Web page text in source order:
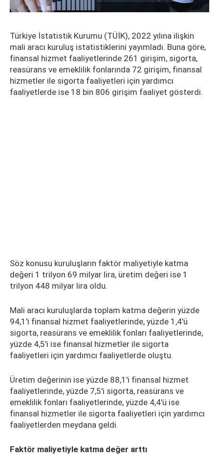
Türkiye İstatistik Kurumu (TÜİK), 2022 yılına ilişkin
mali aracı kuruluş istatistiklerini yayımladı. Buna göre,
finansal hizmet faaliyetlerinde 261 girişim, sigorta,
reasürans ve emeklilik fonlarında 72 girişim, finansal
hizmetler ile sigorta faaliyetleri için yardımcı
faaliyetlerde ise 18 bin 806 girişim faaliyet gösterdi.
Söz konusu kuruluşların faktör maliyetiyle katma
değeri 1 trilyon 69 milyar lira, üretim değeri ise 1
trilyon 448 milyar lira oldu.
Mali aracı kuruluşlarda toplam katma değerin yüzde
94,1'i finansal hizmet faaliyetlerinde, yüzde 1,4'ü
sigorta, reasürans ve emeklilik fonları faaliyetlerinde,
yüzde 4,5'i ise finansal hizmetler ile sigorta
faaliyetleri için yardımcı faaliyetlerde oluştu.
Üretim değerinin ise yüzde 88,1'i finansal hizmet
faaliyetlerinde, yüzde 7,5'i sigorta, reasürans ve
emeklilik fonları faaliyetlerinde, yüzde 4,4'ü ise
finansal hizmetler ile sigorta faaliyetleri için yardımcı
faaliyetlerden meydana geldi.
Faktör maliyetiyle katma değer arttı